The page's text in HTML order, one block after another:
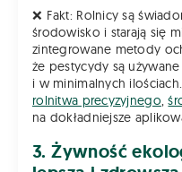
❌ Fakt: Rolnicy są
środowisko i starają się
zintegrowane metody
że pestycydy są
i w minimalnych
rolnitwa precyzyjnego,
na dokładniejsze
3. Żywność